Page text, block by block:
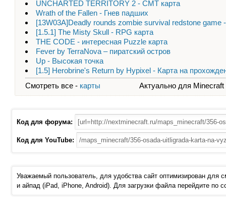
UNCHARTED TERRITORY 2 - CMT карта
Wrath of the Fallen - Гнев падших
[13W03A]Deadly rounds zombie survival redstone game
[1.5.1] The Misty Skull - RPG карта
THE CODE - интересная Puzzle карта
Fever by TerraNova – пиратский остров
Up - Высокая точка
[1.5] Herobrine's Return by Hypixel - Карта на
Смотреть все - карты Актуально для
Код для форума:
Код для YouTube:
Уважаемый пользователь, для удобства сайт оптимизирован для
и айпад (iPad, iPhone, Android). Для загрузки файла перейдите по